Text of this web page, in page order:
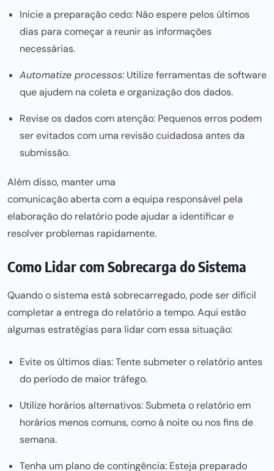
Inicie a preparação cedo: Não espere pelos últimos
dias para começar a reunir as informações
necessárias.
Automatize processos: Utilize ferramentas de software
que ajudem na coleta e organização dos dados.
Revise os dados com atenção: Pequenos erros podem
ser evitados com uma revisão cuidadosa antes da
submissão.
Além disso, manter uma
comunicação aberta com a equipa responsável pela
elaboração do relatório pode ajudar a identificar e
resolver problemas rapidamente.
Como Lidar com Sobrecarga do Sistema
Quando o sistema está sobrecarregado, pode serdifícil
completar a entrega do relatório a tempo. Aqui estão
algumasestratégias para lidar com essa situação:
Evite os últimos dias: Tente submeter o relatório antes
do período de maior tráfego.
Utilize horários alternativos: Submeta o relatório em
horários menos comuns, como à noite ou nos fins de
semana.
Tenha um plano de contingência: Esteja preparado